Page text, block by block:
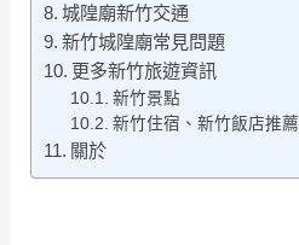
城隍廟新竹交通
新竹城隍廟常見問題
更多新竹旅遊資訊
新竹景點
新竹住宿、新竹飯店推薦
關於